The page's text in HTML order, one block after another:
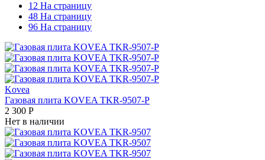
12 На страницу
48 На страницу
96 На страницу
Kovea
Газовая плита KOVEA TKR-9507-P
2 300 Р
Нет в наличии